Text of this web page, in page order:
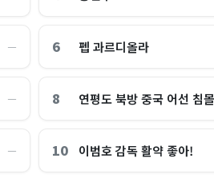
― 6 펩 과르디올라
― 8 연평도 북방 중국 어선 침몰
― 10 이범호 감독 활약 좋아!